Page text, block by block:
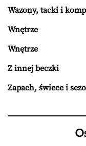
Wazony, tacki i
Wnętrze
Wnętrze
Z innej beczki
Zapach, świece i